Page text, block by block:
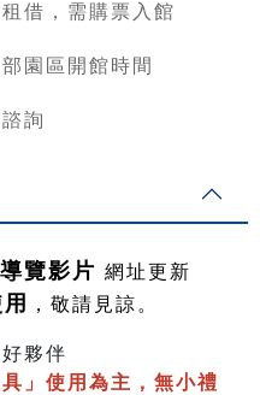
借，需購票入館
園區開館時間
詢
覽影片 網址更新
，敬請見諒。
夥伴
」使用為主，無小禮